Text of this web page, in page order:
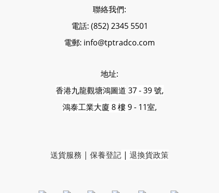
聯絡我們:
電話: (852) 2345 5501
電郵: info@tptradco.com
地址:
香港九龍觀塘鴻圖道 37 - 39 號,
鴻泰工業大廈 8 樓9 - 11室,
送貨服務 | 保養登記 | 退換貨政策